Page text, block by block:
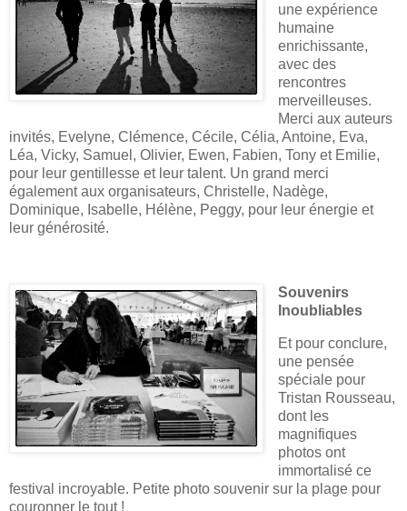
une expérience
humaine
enrichissante,
avec des
rencontres
merveilleuses.
Merci aux auteurs
invités, Evelyne, Clémence, Cécile, Célia, Antoine, Eva,
Léa, Vicky, Samuel, Olivier, Ewen, Fabien, Tony et Emilie,
pour leur gentillesse et leur talent. Un grand merci
également aux organisateurs, Christelle, Nadège,
Dominique, Isabelle, Hélène, Peggy, pour leur énergie et
leur générosité.
Souvenirs
Inoubliables
Et pour conclure,
une pensée
spéciale pour
Tristan Rousseau,
dont les
magnifiques
photos ont
immortalisé ce
festival incroyable. Petite photo souvenir sur la plage pour
couronner le tout !